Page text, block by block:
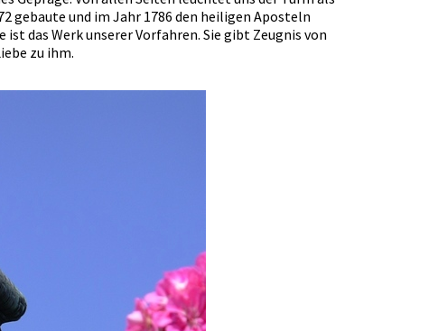
gebaute und im Jahr 1786 den heiligen Aposteln
ist das Werk unserer Vorfahren. Sie gibt Zeugnis von
zu ihm.